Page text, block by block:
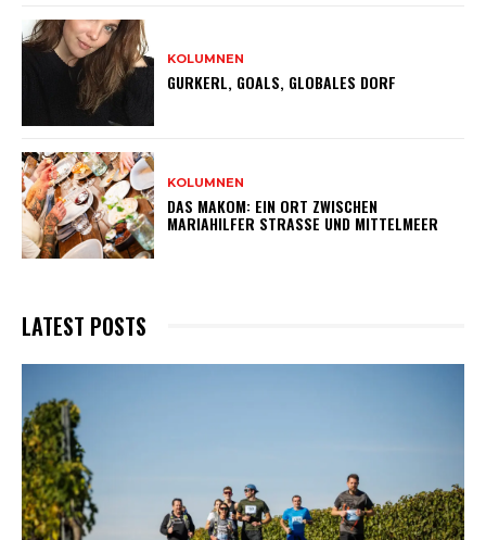
KOLUMNEN
GURKERL, GOALS, GLOBALES DORF
KOLUMNEN
DAS MAKOM: EIN ORT ZWISCHEN
MARIAHILFER STRASSE UND MITTELMEER
LATEST POSTS